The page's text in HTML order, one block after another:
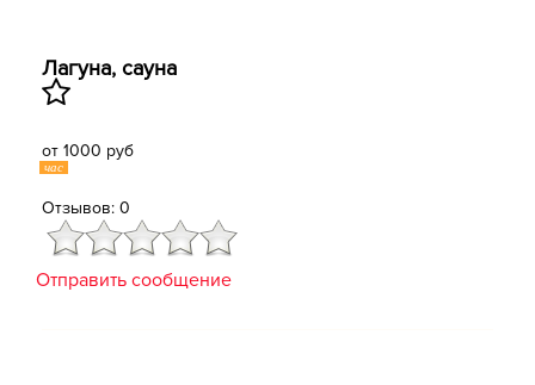
Лагуна, сауна
от 1000 руб
час
Отзывов: 0
Отправить сообщение